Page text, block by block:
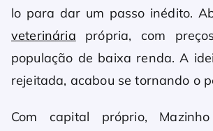
lo para dar um passo inédito.
veterinária própria, com
população de baixa renda. A
rejeitada, acabou se tornando o
Com capital próprio,